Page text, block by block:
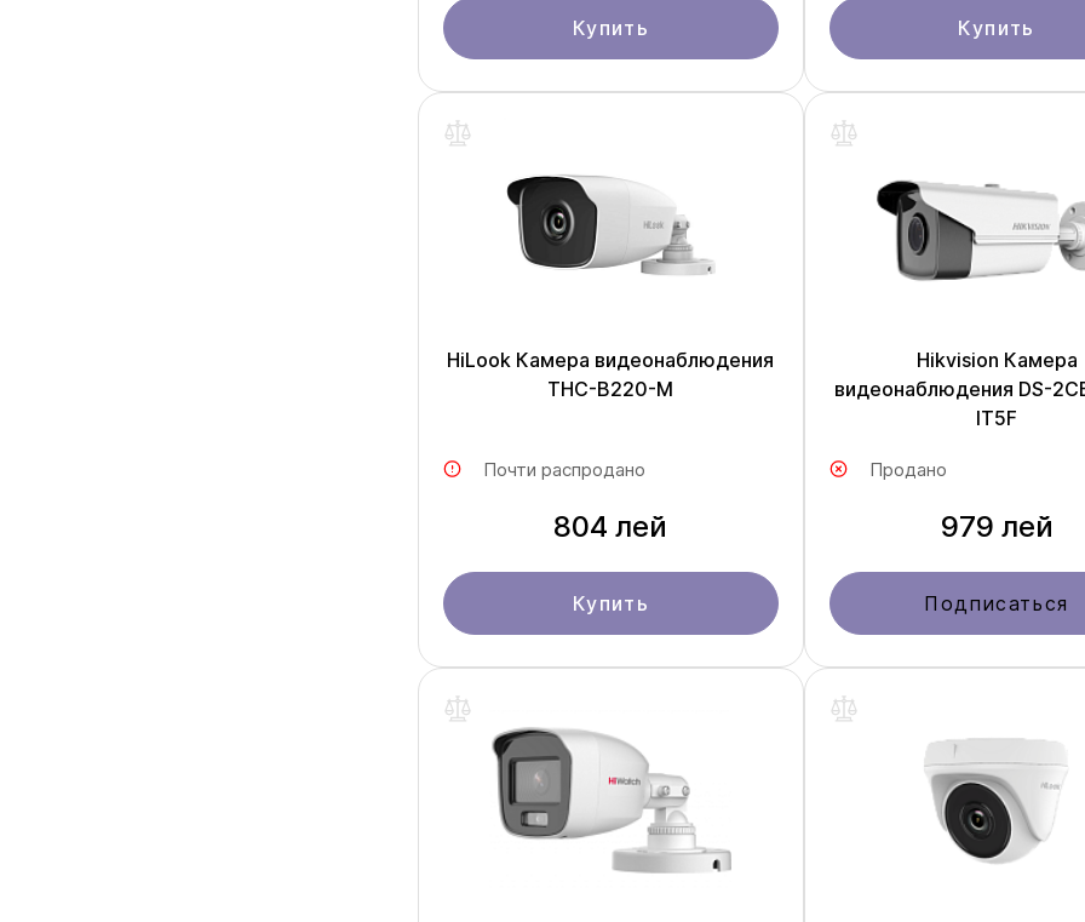
Купить Купить
HiLook Камера видеонаблюдения
THC-B220-M
Почти распродано
804 лей
Купить
Hikvision Камера
видеонаблюдения DS-
IT5F
Продано
979 лей
Подписаться